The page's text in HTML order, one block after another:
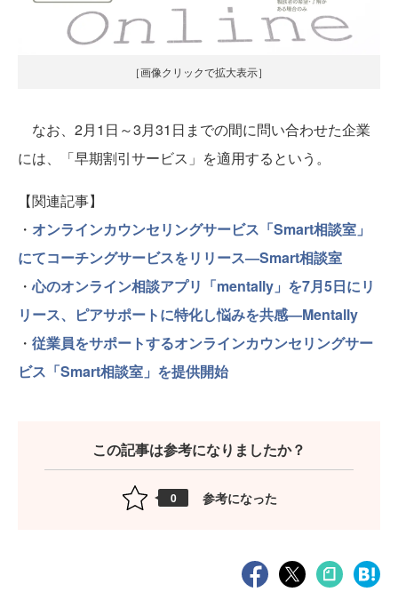
［画像クリックで拡大表示］
なお、2月1日～3月31日までの間に問い合わせた企業
には、「早期割引サービス」を適用するという。
【関連記事】
・ オンラインカウンセリングサービス「Smart相談室」
にてコーチングサービスをリリース―Smart相談室
・心のオンライン相談アプリ「mentally」を7月5日にリ
リース、ピアサポートに特化し悩みを共感―Mentally
・ 従業員をサポートするオンラインカウンセリングサー
ビス「Smart相談室」を提供開始
この記事は参考になりましたか？
0 参考になった